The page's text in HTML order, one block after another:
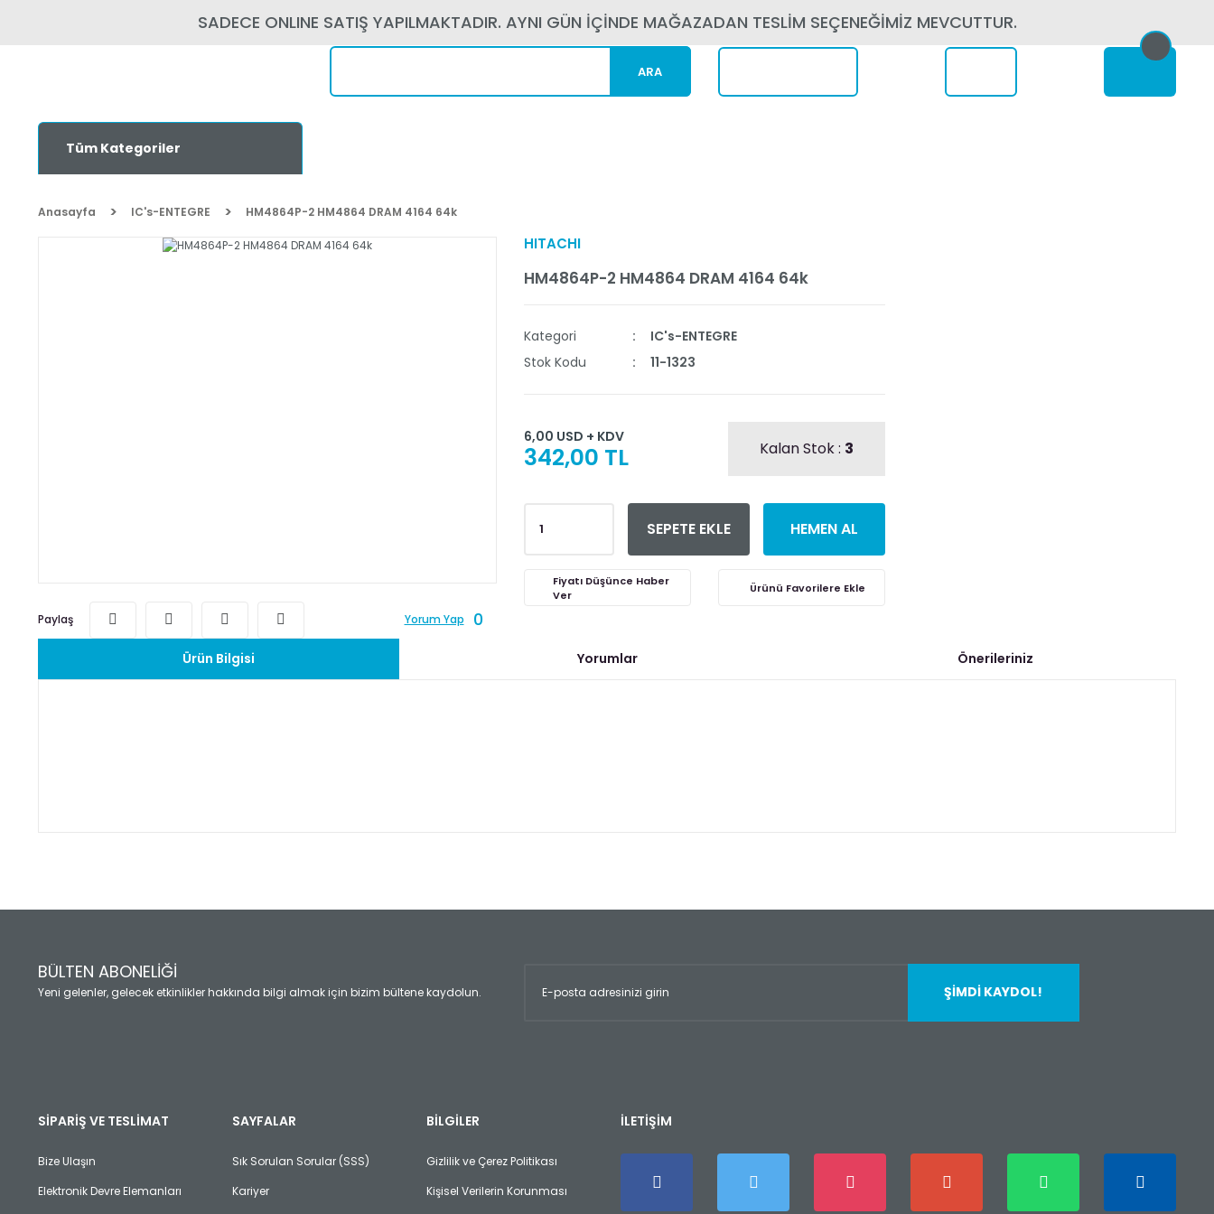
SADECE ONLINE SATIŞ YAPILMAKTADIR. AYNI GÜN İÇİNDE MAĞAZADAN TESLİM SEÇENEĞİMİZ MEVCUTTUR.
ARA
Tüm Kategoriler
Anasayfa IC's-ENTEGRE HM4864P-2 HM4864 DRAM 4164 64k
Paylaş Yorum Yap 0
HITACHI
HM4864P-2 HM4864 DRAM 4164 64k
Kategori
IC's-ENTEGRE
Stok Kodu
11-1323
6,00 USD + KDV
342,00 TL Kalan Stok : 3
SEPETE EKLE HEMEN AL
Fiyatı Düşünce Haber
Ver
Ürün Bilgisi Yorumlar Önerileriniz
Yorum Yaz
Ürün açıklamasında eksik bilgiler bulunuyor.
Ürün fiyatı diğer sitelerden daha pahalı.
Bu ürüne benzer farklı alternatifler olmalı.
BÜLTEN ABONELİĞİ
Yeni gelenler, gelecek etkinlikler hakkında bilgi almak için bizim bültene kaydolun. ŞİMDİ KAYDOL!
SİPARİŞ VE TESLİMAT
Bize Ulaşın
Elektronik Devre Elemanları
SAYFALAR
Sık Sorulan Sorular (SSS)
Kariyer
BİLGİLER
Gizlilik ve Çerez Politikası
Kişisel Verilerin Korunması
İLETİŞİM